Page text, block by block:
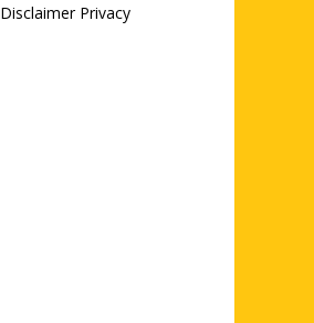
Disclaimer Privacy